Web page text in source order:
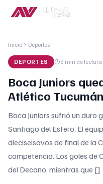
Inicio Deportes
DEPORTES 5 min de lectura
Boca Juniors
Atlético Tucumán
Boca Juniors sufrió un duro
Santiago del Estero. El
dieciseisavos de final de la
competencia. Los goles de
del Decano, mientras que []